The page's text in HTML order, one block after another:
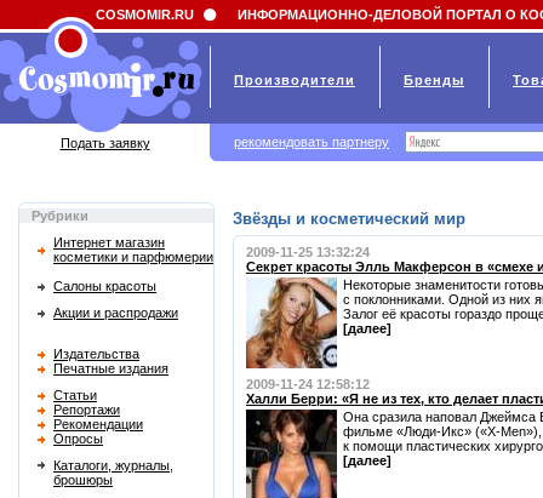
Field 'news_title' doesn't have a default value
Рубрики
Интернет магазин
косметики и парфюмерии
Салоны красоты
Акции и распродажи
Издательства
Печатные издания
Статьи
Репортажи
Рекомендации
Опросы
Каталоги, журналы,
брошюры
Звёзды и косметический мир
2009-11-25 13:32:24
Секрет красоты Элль Макферсон в «смехе
Некоторые знаменитости
с поклонниками. Одной из них
Залог её красоты гораздо
[далее]
2009-11-24 12:58:12
Халли Берри: «Я не из тех, кто делает
Она сразила наповал Джеймса
фильме «Люди-Икс» («X-Men»),
к помощи пластических
[далее]
COSMOMIR.RU ИНФОРМАЦИОННО-ДЕЛОВОЙ ПОРТАЛ О
Производители Бренды
Подать заявку рекомендовать партнеру